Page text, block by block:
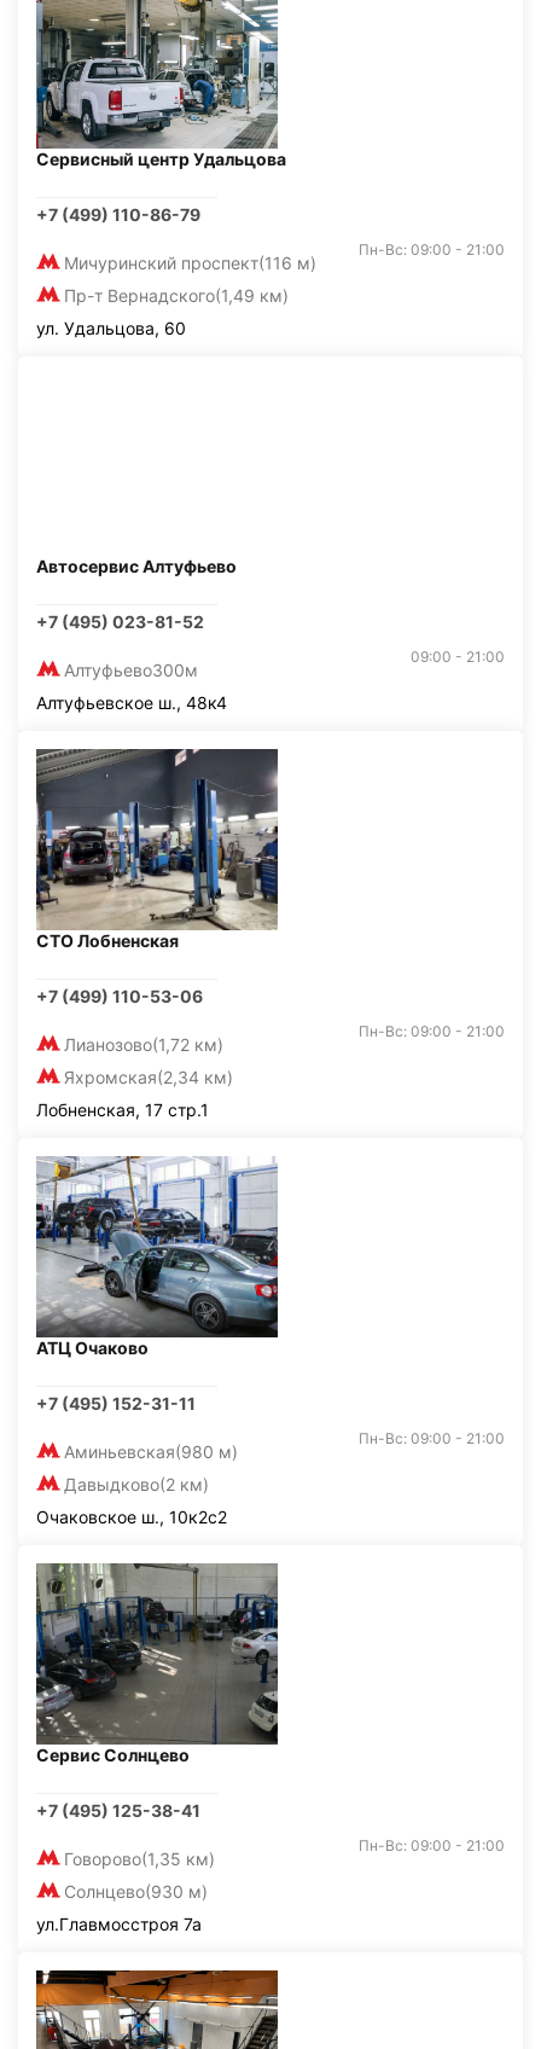
Сервисный центр Удальцова
+7 (499) 110-86-79
Мичуринский проспект(116 м)
Пр-т Вернадского(1,49 км)
Пн-Вс: 09:00 - 21:00
ул. Удальцова, 60
Автосервис Алтуфьево
+7 (495) 023-81-52
Алтуфьево300м
09:00 - 21:00
Алтуфьевское ш., 48к4
СТО Лобненская
+7 (499) 110-53-06
Лианозово(1,72 км)
Яхромская(2,34 км)
Пн-Вс: 09:00 - 21:00
Лобненская, 17 стр.1
АТЦ Очаково
+7 (495) 152-31-11
Аминьевская(980 м)
Давыдково(2 км)
Пн-Вс: 09:00 - 21:00
Очаковское ш., 10к2с2
Сервис Солнцево
+7 (495) 125-38-41
Говорово(1,35 км)
Солнцево(930 м)
Пн-Вс: 09:00 - 21:00
ул.Главмосстроя 7а